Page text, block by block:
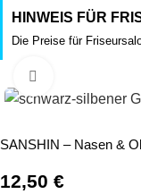
HINWEIS FÜR
Die Preise für
SANSHIN – Nasen &
12,50 €